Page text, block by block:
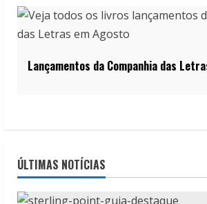
Lançamentos da Companhia das
ÚLTIMAS NOTÍCIAS